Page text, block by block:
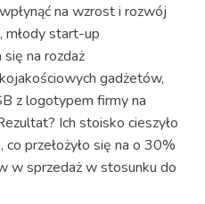
na wzrost i rozwój
młody start-up
się na rozdaż
gadżetów,
z logotypem firmy na
Ich stoisko cieszyło
przełożyło się na o 30%
w sprzedaż w stosunku do